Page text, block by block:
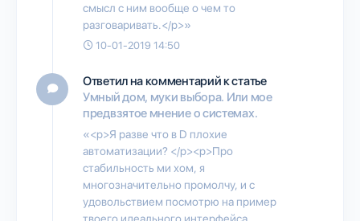
смысл с ним вообще о чем то
разговаривать.</p>»
10-01-2019 14:50
Ответил на комментарий к статье
Умный дом, муки выбора. Или мое
предвзятое мнение о системах.
«<p>Я разве что в D плохие
автоматизации? </p><p>Про
стабильность ми хом, я
многозначительно промолчу, и с
удовольствием посмотрю на пример
твоего идеального интерфейса.